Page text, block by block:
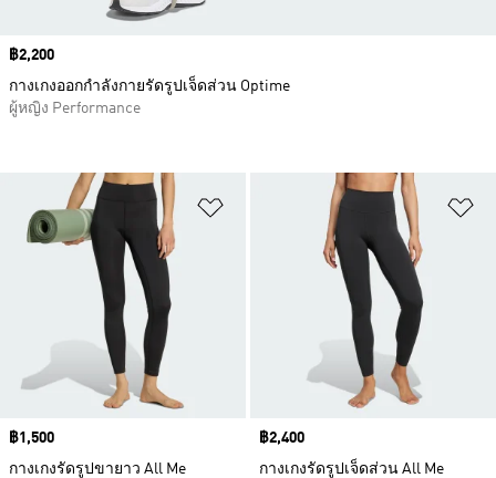
เพิ่มไปยังรายการสินค้าโปรด
Price
฿1,500
กางเกงรัดรูปขายาว All Me
Price
฿2,400
กางเกงรัดรูปเจ็ดส่วน All Me
Price
฿2,200
กางเกงออกกำลังกายรัดรูปเจ็ดส่วน Optime
ผู้หญิง Performance